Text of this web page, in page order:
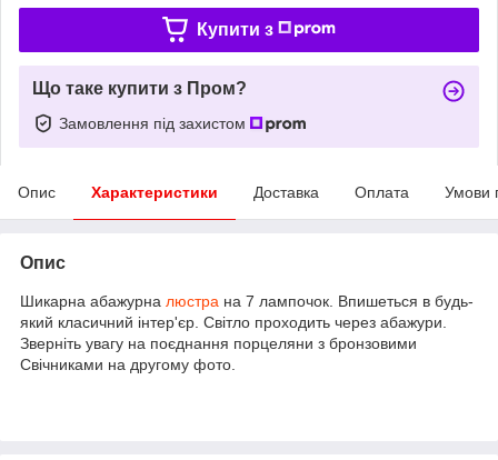
Купити з
Що таке купити з Пром?
Замовлення під захистом
Опис Характеристики Доставка Оплата Умови
Опис
Шикарна абажурна люстра на 7 лампочок. Впишеться в будь-
який класичний інтер'єр. Світло проходить через абажури.
Зверніть увагу на поєднання порцеляни з бронзовими
Свічниками на другому фото.